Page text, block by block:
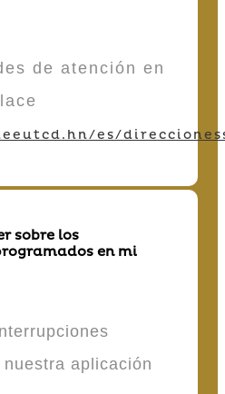
de atención en
es/
sobre los
en mi
aplicación